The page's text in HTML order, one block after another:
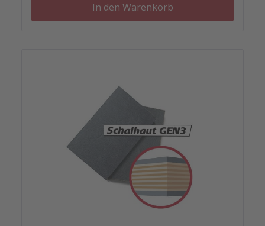
In den Warenkorb